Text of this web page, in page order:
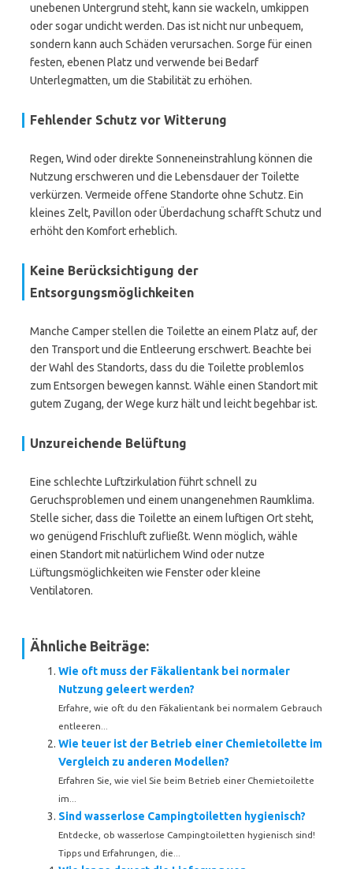
unebenen Untergrund steht, kann sie wackeln, umkippen
oder sogar undicht werden. Das ist nicht nur unbequem,
sondern kann auch Schäden verursachen. Sorge für einen
festen, ebenen Platz und verwende bei Bedarf
Unterlegmatten, um die Stabilität zu erhöhen.
Fehlender Schutz vor Witterung
Regen, Wind oder direkte Sonneneinstrahlung können die
Nutzung erschweren und die Lebensdauer der Toilette
verkürzen. Vermeide offene Standorte ohne Schutz. Ein
kleines Zelt, Pavillon oder Überdachung schafft Schutz und
erhöht den Komfort erheblich.
Keine Berücksichtigung der
Entsorgungsmöglichkeiten
Manche Camper stellen die Toilette an einem Platz auf, der
den Transport und die Entleerung erschwert. Beachte bei
der Wahl des Standorts, dass du die Toilette problemlos
zum Entsorgen bewegen kannst. Wähle einen Standort mit
gutem Zugang, der Wege kurz hält und leicht begehbar ist.
Unzureichende Belüftung
Eine schlechte Luftzirkulation führt schnell zu
Geruchsproblemen und einem unangenehmen Raumklima.
Stelle sicher, dass die Toilette an einem luftigen Ort steht,
wo genügend Frischluft zufließt. Wenn möglich, wähle
einen Standort mit natürlichem Wind oder nutze
Lüftungsmöglichkeiten wie Fenster oder kleine
Ventilatoren.
Ähnliche Beiträge:
Wie oft muss der Fäkalientank bei normaler
Nutzung geleert werden?
Erfahre, wie oft du den Fäkalientank bei normalem Gebrauch
entleeren...
Wie teuer ist der Betrieb einer Chemietoilette im
Vergleich zu anderen Modellen?
Erfahren Sie, wie viel Sie beim Betrieb einer Chemietoilette
im...
Sind wasserlose Campingtoiletten hygienisch?
Entdecke, ob wasserlose Campingtoiletten hygienisch sind!
Tipps und Erfahrungen, die...